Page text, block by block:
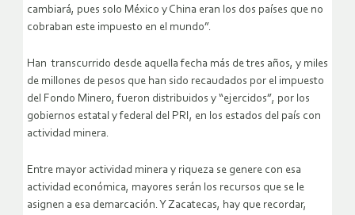
cambiará, pues solo México y China eran los dos países que no
cobraban este impuesto en el mundo”.
Han transcurrido desde aquella fecha más de tres años, y miles
de millones de pesos que han sido recaudados por el impuesto
del Fondo Minero, fueron distribuidos y “ejercidos”, por los
gobiernos estatal y federal del PRI, en los estados del país con
actividad minera.
Entre mayor actividad minera y riqueza se genere con esa
actividad económica, mayores serán los recursos que se le
asignen a esa demarcación. Y Zacatecas, hay que recordar,